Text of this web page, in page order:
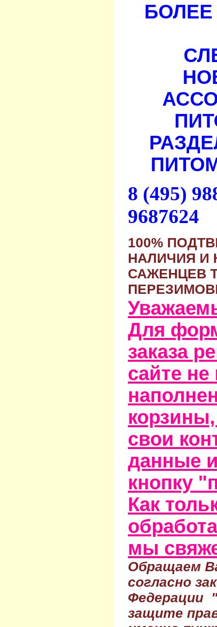
БОЛЕЕ
8 (495)
9687624
100%
НАЛИЧИЯ И
САЖЕНЦЕВ
Для
заказа
сайте
свои
данные
кнопку
Как
мы
Обращаем
согласно
Федерации
защите